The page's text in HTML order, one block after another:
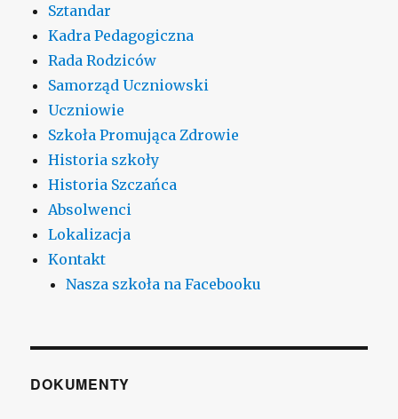
Sztandar
Kadra Pedagogiczna
Rada Rodziców
Samorząd Uczniowski
Uczniowie
Szkoła Promująca Zdrowie
Historia szkoły
Historia Szczańca
Absolwenci
Lokalizacja
Kontakt
Nasza szkoła na Facebooku
DOKUMENTY